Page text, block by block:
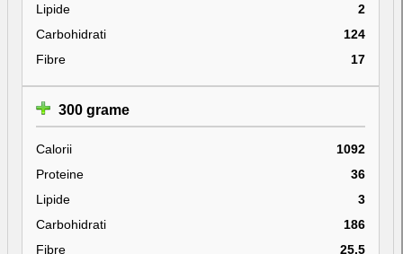
Lipide
2
Carbohidrati
124
Fibre
17
300 grame
Calorii
1092
Proteine
36
Lipide
3
Carbohidrati
186
Fibre
25.5